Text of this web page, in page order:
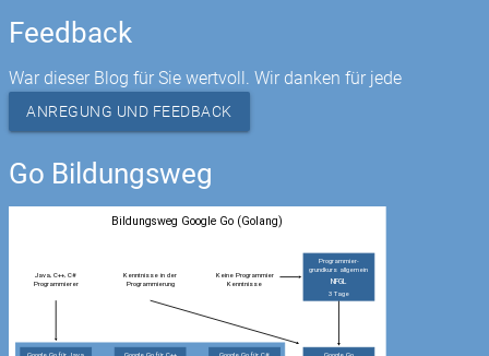
Feedback
War dieser Blog für Sie wertvoll. Wir danken für jede
ANREGUNG UND FEEDBACK
Go Bildungsweg